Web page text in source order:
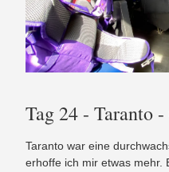
Tag 24 - Taranto
Taranto war eine
erhoffe ich mir etwas mehr.